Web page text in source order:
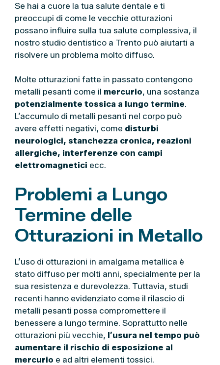
Se hai a cuore la tua salute dentale e ti
preoccupi di come le vecchie otturazioni
possano influire sulla tua salute complessiva, il
nostro studio dentistico a Trento può aiutarti a
risolvere un problema molto diffuso.
Molte otturazioni fatte in passato contengono
metalli pesanti come il mercurio, una sostanza
potenzialmente tossica a lungo termine.
L’accumulo di metalli pesanti nel corpo può
avere effetti negativi, come disturbi
neurologici, stanchezza cronica, reazioni
allergiche, interferenze con campi
elettromagnetici ecc.
Problemi a Lungo
Termine delle
Otturazioni in Metallo
L’uso di otturazioni in amalgama metallica è
stato diffuso per molti anni, specialmente per la
sua resistenza e durevolezza. Tuttavia, studi
recenti hanno evidenziato come il rilascio di
metalli pesanti possa compromettere il
benessere a lungo termine. Soprattutto nelle
otturazioni più vecchie, l’usura nel tempo può
aumentare il rischio di esposizione al
mercurio e ad altri elementi tossici.